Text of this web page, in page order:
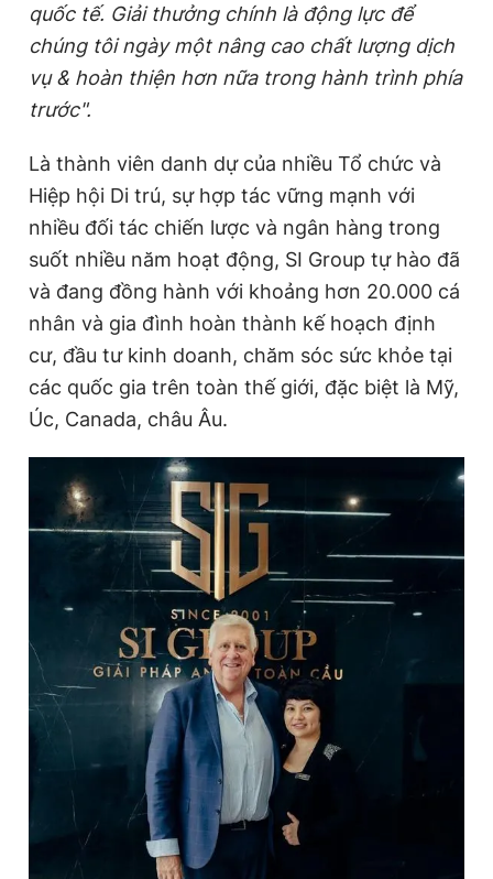
quốc tế. Giải thưởng chính là động lực để
chúng tôi ngày một nâng cao chất lượng dịch
vụ & hoàn thiện hơn nữa trong hành trình phía
trước".
Là thành viên danh dự của nhiều Tổ chức và
Hiệp hội Di trú, sự hợp tác vững mạnh với
nhiều đối tác chiến lược và ngân hàng trong
suốt nhiều năm hoạt động, SI Group tự hào đã
và đang đồng hành với khoảng hơn 20.000 cá
nhân và gia đình hoàn thành kế hoạch định
cư, đầu tư kinh doanh, chăm sóc sức khỏe tại
các quốc gia trên toàn thế giới, đặc biệt là Mỹ,
Úc, Canada, châu Âu.